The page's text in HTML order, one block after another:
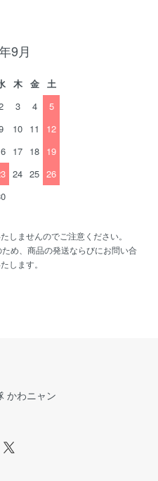
9月
木 金
土
3 4
5
10 11
12
17 18 19
24 25 26
しませんのでご注意ください。
め、商品の発送ならびにお問い合
します。
かわニャン